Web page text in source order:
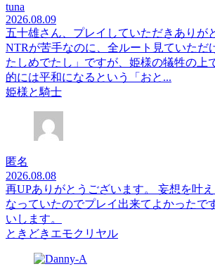
tuna
2026.08.09
五十雄さん、プレイしていただきありが
NTRが苦手なのに、全ルート見ていただ
たしめでたし」ですが、姫様の犠牲の上
的には平和になるという「おと...
姫様と騎士
匿名
2026.08.08
再UPありがとうございます。 妄想を叶
なっていたのでプレイ出来てよかったで
いします。
ときどきエモクリヤル